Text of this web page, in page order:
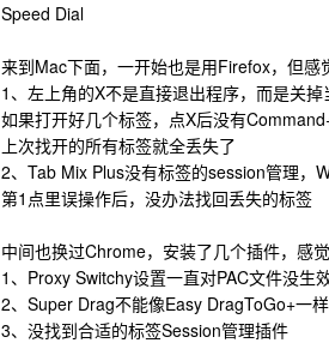
Speed Dial
来到Mac下面，一开始也是用Firefox，但
1、左上角的X不是直接退出程序，而是关掉
如果打开好几个标签，点X后没有
上次找开的所有标签就全丢失了
2、Tab Mix Plus没有标签的session管理，
第1点里误操作后，没办法找回丢失的标签
中间也换过Chrome，安装了几个插件，感
1、Proxy Switchy设置一直对PAC文件没生
2、Super Drag不能像Easy DragToGo+一
3、没找到合适的标签Session管理插件